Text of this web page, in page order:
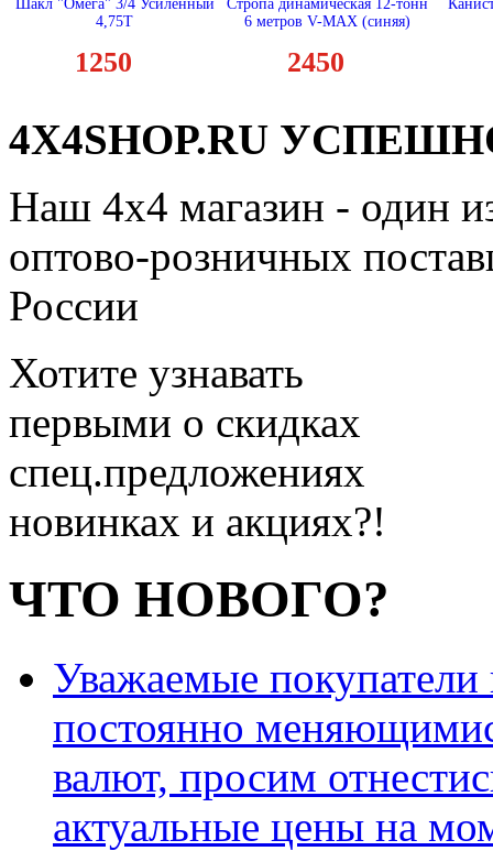
Шакл "Омега" 3/4 Усиленный
4,75Т
1250
Стропа динамическая 12-тонн
6 метров V-MAX (синяя)
2450
4X4SHOP.RU
Наш 4x4 магазин - один
оптово-розничных
России
Хотите узнавать
первыми о скидках
спец.предложениях
новинках и акциях?!
ЧТО НОВОГО?
Уважаемые
постоянно
валют, просим
актуальные цены на